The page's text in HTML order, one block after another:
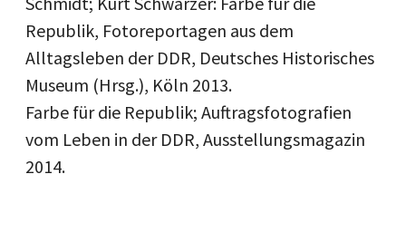
Republik, Fotoreportagen aus dem
Alltagsleben der DDR, Deutsches Historisches
Museum (Hrsg.), Köln 2013.
Farbe für die Republik; Auftragsfotografien
vom Leben in der DDR, Ausstellungsmagazin
2014.